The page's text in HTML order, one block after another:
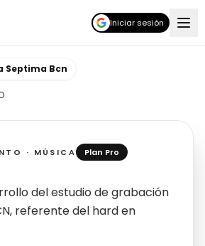
Iniciar sesión
Septima Bcn
· MÚSICA Plan Pro
del estudio de grabación
referente del hard en